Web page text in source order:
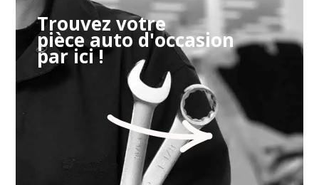
Trouvez votre
pièce auto d'occasion
par ici !